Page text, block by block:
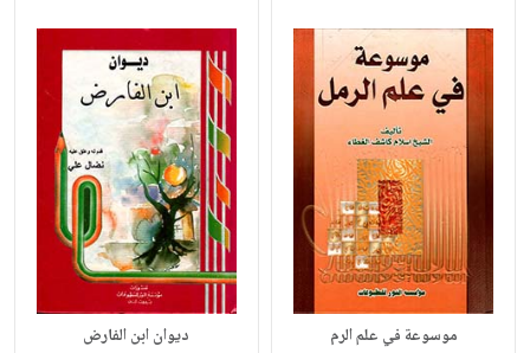
موسوعة في علم الرم ديوان ابن الفارض